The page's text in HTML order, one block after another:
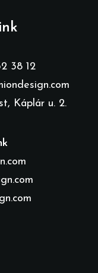
38 12
Káplár u. 2.